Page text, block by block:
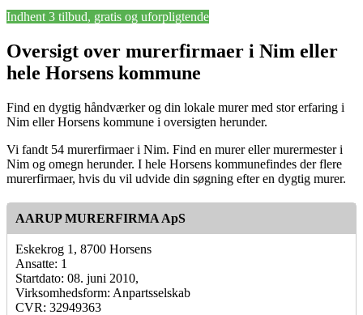
Indhent 3 tilbud, gratis og uforpligtende
Oversigt over murerfirmaer i Nim eller
hele Horsens kommune
Find en dygtig håndværker og din lokale murer med stor erfaring i
Nim eller Horsens kommune i oversigten herunder.
Vi fandt 54 murerfirmaer i Nim. Find en murer eller murermester i
Nim og omegn herunder. I hele Horsens kommunefindes der flere
murerfirmaer, hvis du vil udvide din søgning efter en dygtig murer.
AARUP MURERFIRMA ApS
Eskekrog 1, 8700 Horsens
Ansatte: 1
Startdato: 08. juni 2010,
Virksomhedsform: Anpartsselskab
CVR: 32949363